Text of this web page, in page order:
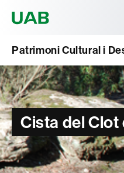
Patrimoni Cultural i
Cista del Clot